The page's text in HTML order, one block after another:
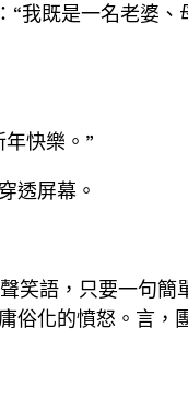
“我既是一名老婆、
快樂。”
透屏幕。
笑語，只要一句簡
俗化的憤怒。言，